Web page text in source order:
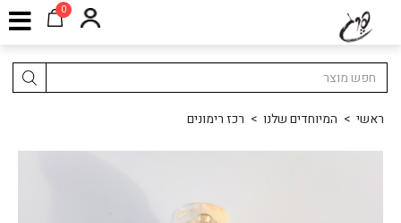
0
ראשי > המיוחדים שלנו > רכז רימונים